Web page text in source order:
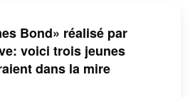
Bond» réalisé par
voici trois jeunes
dans la mire